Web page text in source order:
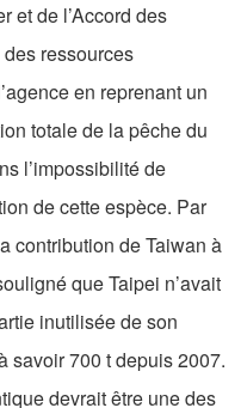
et de l’Accord des
ressources
en reprenant un
totale de la pêche du
l’impossibilité de
de cette espèce. Par
contribution de Taiwan à
que Taipei n’avait
inutilisée de son
savoir 700 t depuis 2007.
devrait être une des